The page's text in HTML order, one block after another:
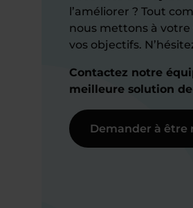
l’améliorer ? Tout
nous mettons à votre
vos objectifs.
Contactez notre
meilleure solution de
Demander à être